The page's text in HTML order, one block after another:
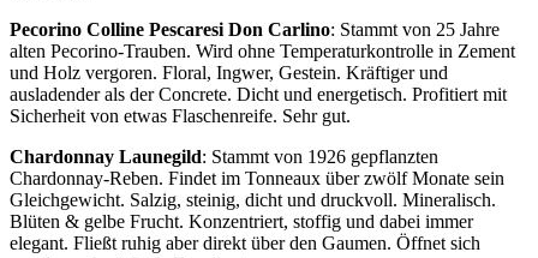
Pecorino Colline Pescaresi Don Carlino: Stammt von 25 Jahre
alten Pecorino-Trauben. Wird ohne Temperaturkontrolle in Zement
und Holz vergoren. Floral, Ingwer, Gestein. Kräftiger und
ausladender als der Concrete. Dicht und energetisch. Profitiert mit
Sicherheit von etwas Flaschenreife. Sehr gut.
Chardonnay Launegild: Stammt von 1926 gepflanzten
Chardonnay-Reben. Findet im Tonneaux über zwölf Monate sein
Gleichgewicht. Salzig, steinig, dicht und druckvoll. Mineralisch.
Blüten & gelbe Frucht. Konzentriert, stoffig und dabei immer
elegant. Fließt ruhig aber direkt über den Gaumen. Öffnet sich